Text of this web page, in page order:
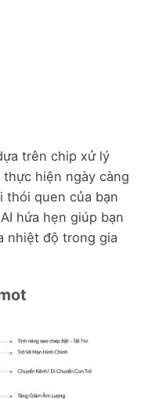
trên chip xử lý
thực hiện ngày càng
thói quen của bạn
hứa hẹn giúp bạn
nhiệt độ trong gia